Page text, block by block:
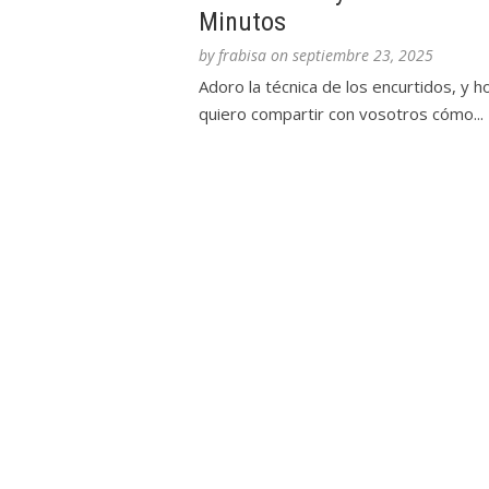
Minutos
byfrabisa on septiembre 23, 2025
Adoro la técnica de los encurtidos, y
quiero compartir con vosotros cómo...